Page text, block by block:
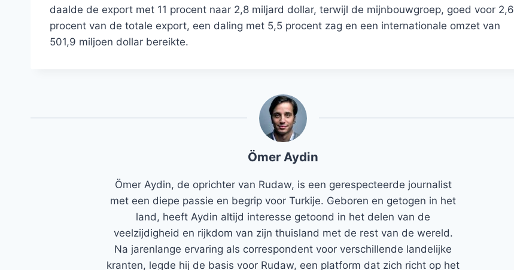
daalde de export met 11 procent naar 2,8 miljard dollar, terwijl de mijnbouwgroep, goed voor 2,6
procent van de totale export, een daling met 5,5 procent zag en een internationale omzet van
501,9 miljoen dollar bereikte.
Ömer Aydin
Ömer Aydin, de oprichter van Rudaw, is een gerespecteerde journalist
met een diepe passie en begrip voor Turkije. Geboren en getogen in het
land, heeft Aydin altijd interesse getoond in het delen van de
veelzijdigheid en rijkdom van zijn thuisland met de rest van de wereld.
Na jarenlange ervaring als correspondent voor verschillende landelijke
kranten, legde hij de basis voor Rudaw, een platform dat zich richt op het